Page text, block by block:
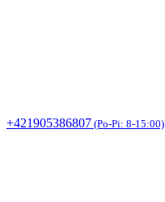
+421905386807 (Po-Pi: 8-15:00)